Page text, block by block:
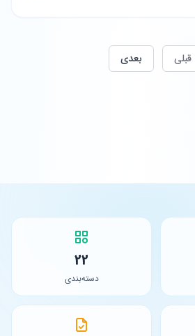
قبلی بعدی
22
دسته‌بندی